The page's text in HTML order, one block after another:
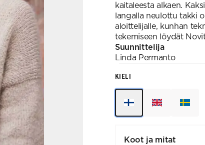
kaitaleesta alkaen.
langalla neulottu takki
aloittelijalle, kunhan
tekemiseen löydät
Suunnittelija
Linda Permanto
KIELI
Koot ja mitat